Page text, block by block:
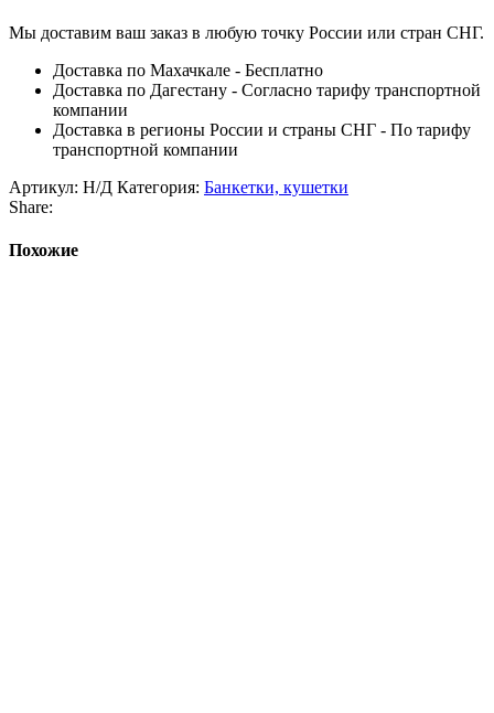
Мы доставим ваш заказ в любую точку России или стран СНГ.
Доставка по Махачкале - Бесплатно
Доставка по Дагестану - Согласно тарифу транспортной
компании
Доставка в регионы России и страны СНГ - По тарифу
транспортной компании
Артикул: Н/Д Категория: Банкетки, кушетки
Share:
Похожие